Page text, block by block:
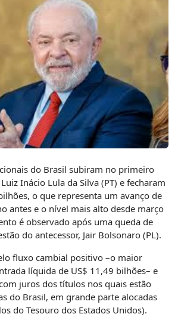
do Brasil subiram no primeiro
Inácio Lula da Silva (PT) e fecharam
o que representa um avanço de
antes e o nível mais alto desde março
é observado após uma queda de
do antecessor, Jair Bolsonaro (PL).
fluxo cambial positivo –o maior
líquida de US$ 11,49 bilhões– e
juros dos títulos nos quais estão
do Brasil, em grande parte alocadas
do Tesouro dos Estados Unidos).